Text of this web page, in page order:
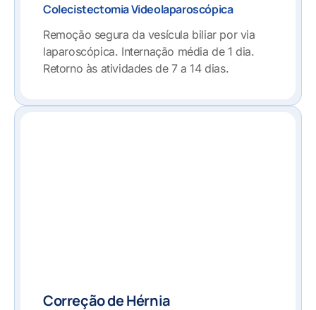
Colecistectomia Videolaparoscópica
Remoção segura da vesícula biliar por via
laparoscópica. Internação média de 1 dia.
Retorno às atividades de 7 a 14 dias.
Correção de Hérnia